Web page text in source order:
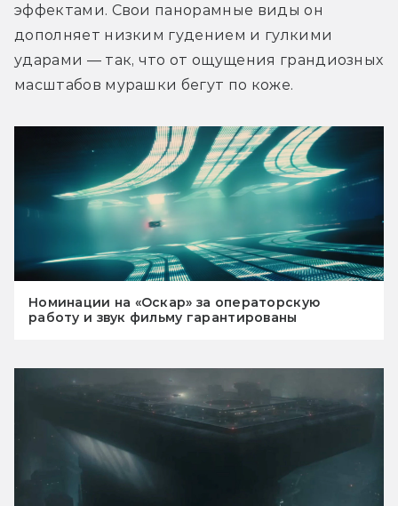
эффектами. Свои панорамные виды он
дополняет низким гудением и гулкими
ударами — так, что от ощущения грандиозных
масштабов мурашки бегут по коже.
Номинации на «Оскар» за операторскую
работу и звук фильму гарантированы